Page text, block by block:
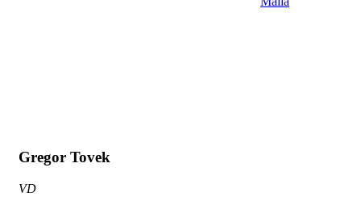
Gregor Tovek
VD